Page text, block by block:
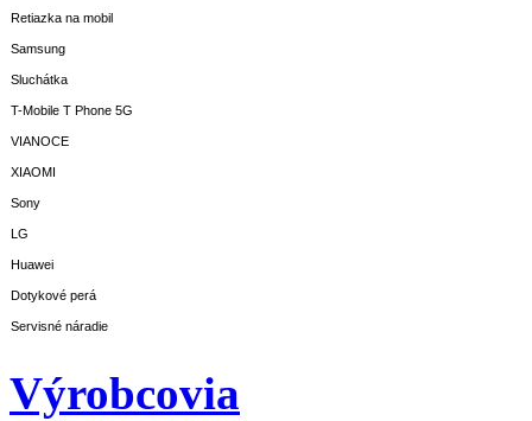
Retiazka na mobil
Samsung
Sluchátka
T-Mobile T Phone 5G
VIANOCE
XIAOMI
Sony
LG
Huawei
Dotykové perá
Servisné náradie
Výrobcovia